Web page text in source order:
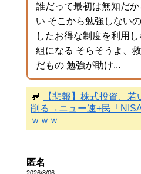
誰だって最初は無知だ
い そこから勉強しない
したお得な制度を利用
組になる そらそうよ、
だもの 勉強が助け...
💬
【悲報】株式投資、
削る→ニュー速+民「
ｗｗｗ
匿名